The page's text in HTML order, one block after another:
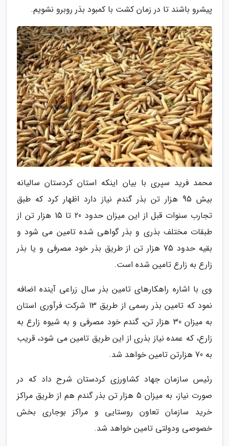
پیشرو باشند تا در زمان کشت با کمبود بذر روبرو نشویم.
محمد فرید سپری با بیان اینکه استان کردستان سالیانه
بیش 95 هزار تن بذر گندم نیاز دارد اظهار کرد که طبق
تجارب سنوات قبل از این میزان حدود 20 تا 15 هزار تن از
طبقات مختلف بذری و بذر گواهی شده تامین می شود و
بقیه حدود 75 هزار تن از طریق بذر خود مصرفی و یا بذر
زارع به زارع تامین شده است.
وی با اشاره راهکارهای تامین بذر سال زراعی آینده اضافه
نمود که تامین بذر رسمی از طریق 13 شرکت فرآوری استان
به میزان 30 هزار تن، گندم خود مصرفی و به شیوه زارع به
زارع، که عمده نیاز بذری از این طریق تامین می شود، قریب
به 70 هزارتن تامین خواهد شد.
رئیس سازمان جهاد کشاورزی کردستان شرح داد که در
صورت نیاز، به میزان 5 هزار تن بذر گندم هم از طریق مراکز
خرید سازمان تعاون روستایی و مراکز بوجاری بخش
خصوصی ودولتی تامین خواهد شد.